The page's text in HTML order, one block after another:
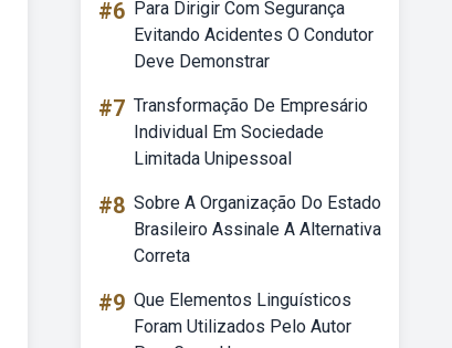
#6 Para Dirigir Com Segurança
Evitando Acidentes O Condutor
Deve Demonstrar
#7 Transformação De Empresário
Individual Em Sociedade
Limitada Unipessoal
#8 Sobre A Organização Do Estado
Brasileiro Assinale A Alternativa
Correta
#9 Que Elementos Linguísticos
Foram Utilizados Pelo Autor